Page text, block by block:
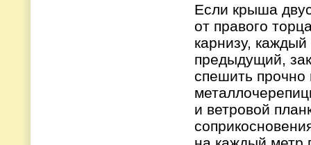
Если крыша
от правого
карнизу,
предыдущий,
спешить прочно
и ветровой